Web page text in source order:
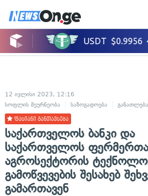
12 ივლისი 2023, 12:16
სოფლის მეურნეობა
საზოგადოება განათლება
ფასიანი განთავსება
საქართველოს ბანკი და
საქართველოს ფერმერთა
აგროსექტორის
გამოწვევების შესახებ
გამართავენ